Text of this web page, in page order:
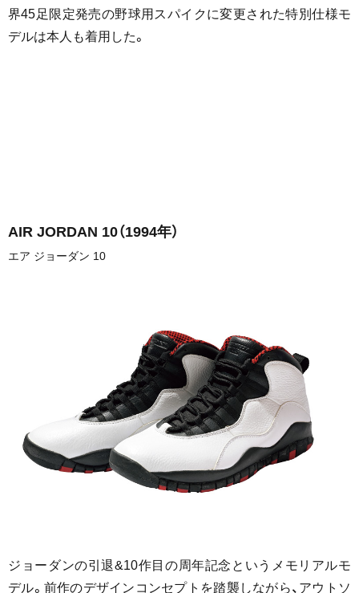
界45足限定発売の野球用スパイクに変更された特別仕様モ
デルは本人も着用した。
AIR JORDAN 10（1994年）
エア ジョーダン 10
ジョーダンの引退&10作目の周年記念というメモリアルモ
デル。前作のデザインコンセプトを踏襲しながら、アウトソ